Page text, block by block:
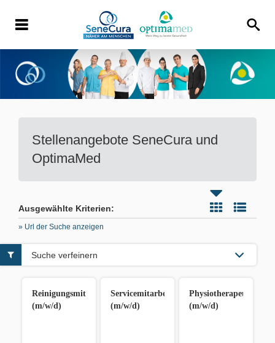
Stellenangebote SeneCura und
OptimaMed
Ausgewählte Kriterien:
» Url der Suche anzeigen
Reinigungsmitarbeiter:in
(m/w/d)
Servicemitarbeiter:in
(m/w/d)
Physiotherapeut/in
(m/w/d)
Suche verfeinern